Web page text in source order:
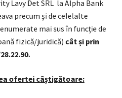
Lavy Det SRL la Alpha Bank
precum și de celelalte
mai sus în funcție de
fizică/juridică) cât și prin
ofertei câștigătoare: